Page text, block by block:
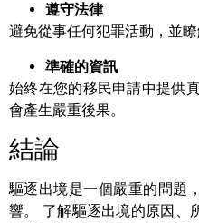
遵守法律
避免從事任何犯罪活動，並
準確的資訊
始終在您的移民申請中提供
會產生嚴重後果。
結論
驅逐出境是一個嚴重的問題
響。 了解驅逐出境的原因、